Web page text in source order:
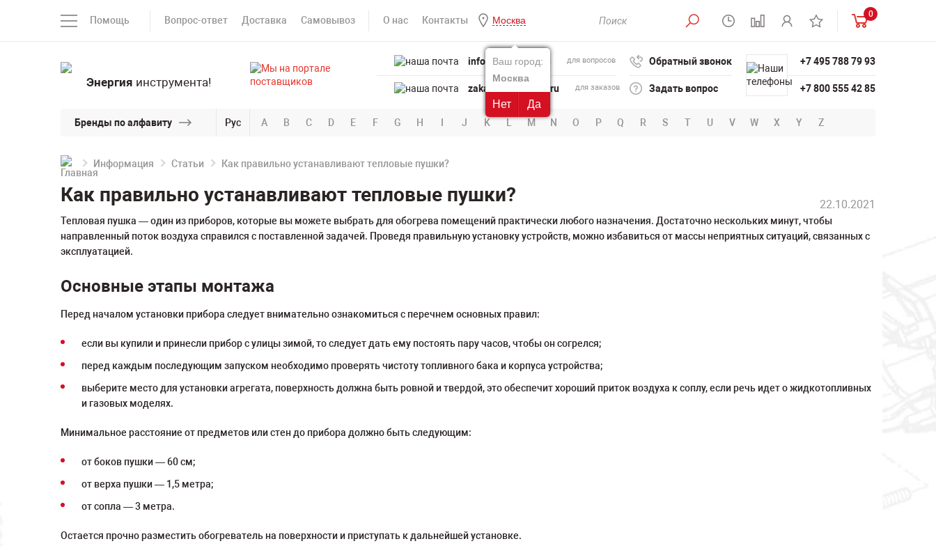
Помощь Вопрос-ответ Доставка Самовывоз О нас Контакты Москва
Ваш город:
Москва
Нет Да
0
Энергия инструмента!
info@powertool.ru для вопросов
zakaz@powertool.ru для заказов
Обратный звонок
Задать вопрос
+7 495 788 79 93
+7 800 555 42 85
Бренды по алфавиту Рус A B C D E F G H I J K L M N O P Q R S T U V W X Y Z
Информация Статьи Как правильно устанавливают тепловые пушки?
Как правильно устанавливают тепловые пушки? 22.10.2021
Тепловая пушка — один из приборов, которые вы можете выбрать для обогрева помещений практически любого назначения. Достаточно нескольких минут, чтобы
направленный поток воздуха справился с поставленной задачей. Проведя правильную установку устройств, можно избавиться от массы неприятных ситуаций, связанных с
эксплуатацией.
Основные этапы монтажа
Перед началом установки прибора следует внимательно ознакомиться с перечнем основных правил:
если вы купили и принесли прибор с улицы зимой, то следует дать ему постоять пару часов, чтобы он согрелся;
перед каждым последующим запуском необходимо проверять чистоту топливного бака и корпуса устройства;
выберите место для установки агрегата, поверхность должна быть ровной и твердой, это обеспечит хороший приток воздуха к соплу, если речь идет о жидкотопливных
и газовых моделях.
Минимальное расстояние от предметов или стен до прибора должно быть следующим:
от боков пушки — 60 см;
от верха пушки — 1,5 метра;
от сопла — 3 метра.
Остается прочно разместить обогреватель на поверхности и приступать к дальнейшей установке.